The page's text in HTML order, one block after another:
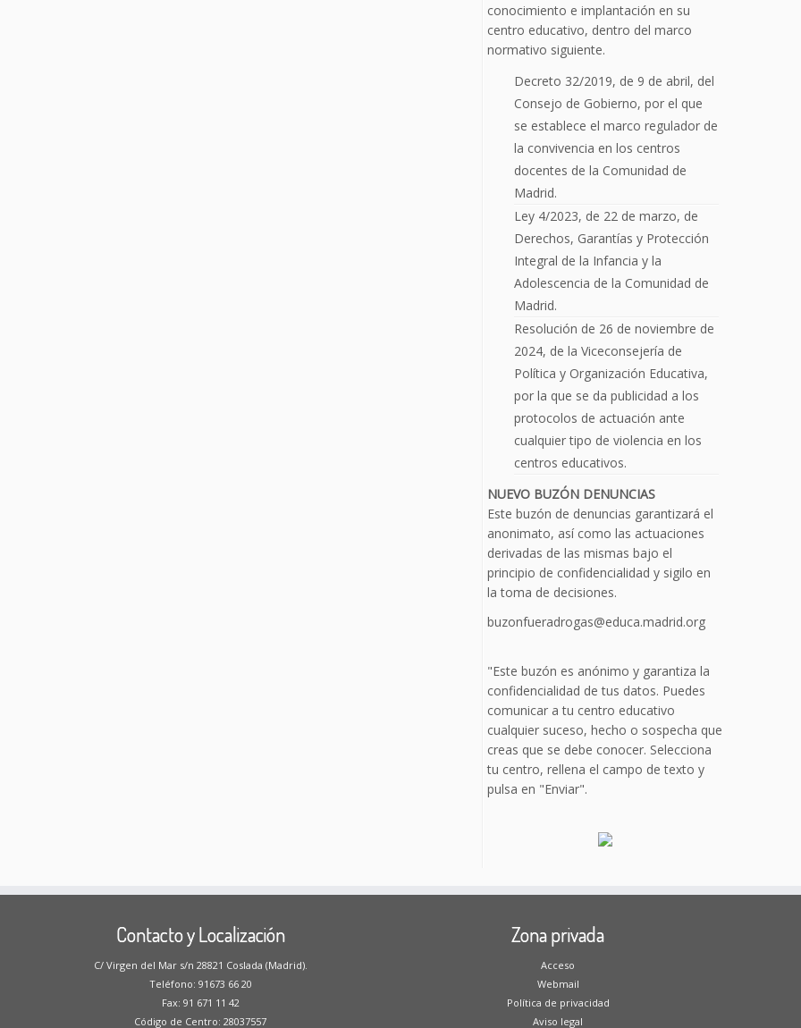
conocimiento e implantación en su
centro educativo, dentro del marco
normativo siguiente.
Decreto 32/2019, de 9 de abril, del
Consejo de Gobierno, por el que
se establece el marco regulador de
la convivencia en los centros
docentes de la Comunidad de
Madrid.
Ley 4/2023, de 22 de marzo, de
Derechos, Garantías y Protección
Integral de la Infancia y la
Adolescencia de la Comunidad de
Madrid.
Resolución de 26 de noviembre de
2024, de la Viceconsejería de
Política y Organización Educativa,
por la que se da publicidad a los
protocolos de actuación ante
cualquier tipo de violencia en los
centros educativos.
NUEVO BUZÓN DENUNCIAS
Este buzón de denuncias garantizará el
anonimato, así como las actuaciones
derivadas de las mismas bajo el
principio de confidencialidad y sigilo en
la toma de decisiones.
buzonfueradrogas@educa.madrid.org
"Este buzón es anónimo y garantiza la
confidencialidad de tus datos. Puedes
comunicar a tu centro educativo
cualquier suceso, hecho o sospecha que
creas que se debe conocer. Selecciona
tu centro, rellena el campo de texto y
pulsa en "Enviar".
Contacto y Localización
C/ Virgen del Mar s/n 28821 Coslada (Madrid).
Teléfono: 91673 66 20
Fax: 91 671 11 42
Código de Centro: 28037557
Zona privada
Acceso
Webmail
Política de privacidad
Aviso legal